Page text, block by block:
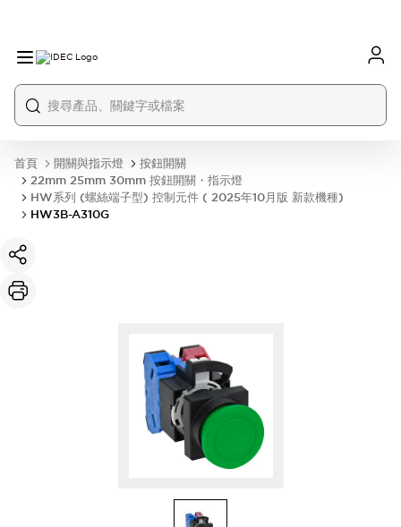
首頁 開關與指示燈
按鈕開關
22mm 25mm 30mm 按鈕開關・指示燈
HW系列 (螺絲端子型) 控制元件 ( 2025年10月版 新款機種)
HW3B-A310G